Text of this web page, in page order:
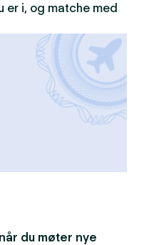
er i, og matche med
når du møter nye